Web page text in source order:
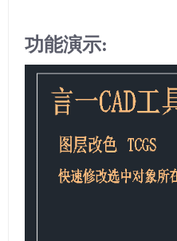
功能演示: